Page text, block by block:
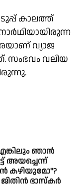
കാലത്ത്
വ്യാജ
സംഭവം വലിയ
ഞാൻ
അയച്ചെന്ന്
കഴിയുമോ"?
ജിതിൻ ഭാസ്കർ